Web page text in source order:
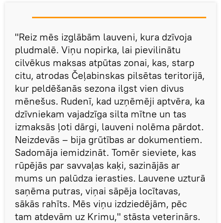
"Reiz mēs izglābām lauveni, kura dzīvoja
pludmalē. Viņu nopirka, lai pievilinātu
cilvēkus maksas atpūtas zonai, kas, starp
citu, atrodas Čeļabinskas pilsētas teritorijā,
kur peldēšanās sezona ilgst vien divus
mēnešus. Rudenī, kad uzņēmēji aptvēra, ka
dzīvniekam vajadzīga silta mītne un tas
izmaksās ļoti dārgi, lauveni nolēma pārdot.
Neizdevās – bija grūtības ar dokumentiem.
Sadomāja iemidzināt. Tomēr sieviete, kas
rūpējās par savvaļas kaķi, sazinājās ar
mums un palūdza ierasties. Lauvene uzturā
saņēma putras, viņai sāpēja locītavas,
sākās rahīts. Mēs viņu izdziedējām, pēc
tam atdevām uz Krimu," stāsta veterinārs.